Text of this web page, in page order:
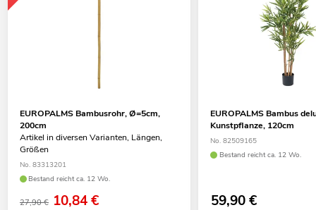
EUROPALMS Bambusrohr, Ø=5cm,
200cm
Artikel in diversen Varianten, Längen,
Größen
No. 83313201
Bestand reicht ca. 12 Wo.
27,90 € 10,84€
EUROPALMS Bambus
Kunstpflanze, 120cm
No. 82509165
Bestand reicht ca. 12 Wo.
59,90€